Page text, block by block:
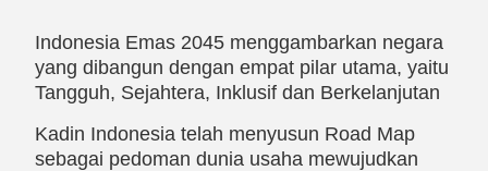
Indonesia Emas 2045 menggambarkan negara
yang dibangun dengan empat pilar utama, yaitu
Tangguh, Sejahtera, Inklusif dan Berkelanjutan
Kadin Indonesia telah menyusun Road Map
sebagai pedoman dunia usaha mewujudkan